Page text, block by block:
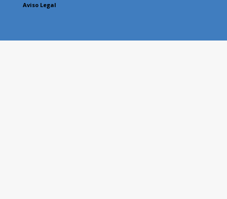
Aviso Legal